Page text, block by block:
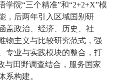
院“三个精准”和“2+2+X”模
，后两年引入区域国别研
盖政治、经济、历史、社
物主义与比较研究范式，强
专业与实践模块的整合，打
与田野调查结合，服务国家
系构建。